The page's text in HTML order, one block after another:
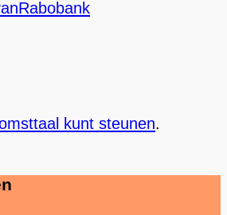
kunt steunen.